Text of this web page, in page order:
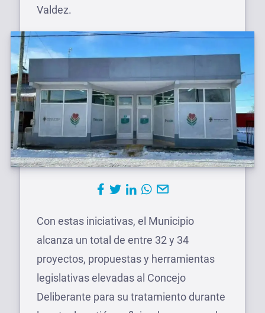
Valdez.
Con estas iniciativas, el Municipio
alcanza un total de entre 32 y 34
proyectos, propuestas y herramientas
legislativas elevadas al Concejo
Deliberante para su tratamiento durante